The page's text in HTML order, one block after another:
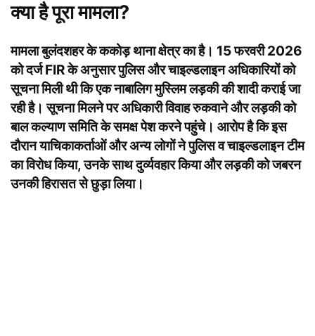
क्या है पूरा मामला?
मामला बुलंदशहर के ककोड़ थाना क्षेत्र का है। 15 फरवरी 2026
को दर्ज FIR के अनुसार पुलिस और चाइल्डलाइन अधिकारियों को
सूचना मिली थी कि एक नाबालिग मुस्लिम लड़की की शादी कराई जा
रही है। सूचना मिलने पर अधिकारी विवाह रुकवाने और लड़की को
बाल कल्याण समिति के समक्ष पेश करने पहुंचे। आरोप है कि इस
दौरान याचिकाकर्ताओं और अन्य लोगों ने पुलिस व चाइल्डलाइन टीम
का विरोध किया, उनके साथ दुर्व्यवहार किया और लड़की को जबरन
उनकी हिरासत से छुड़ा लिया।